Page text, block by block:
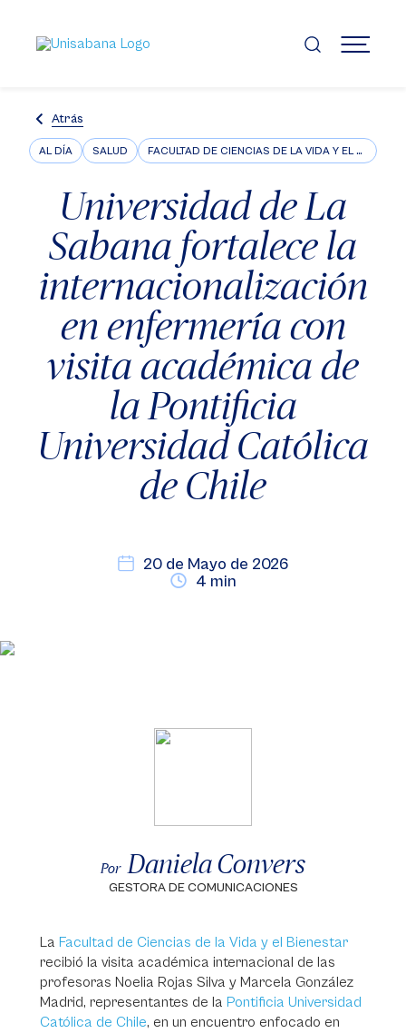
contenido
principal
MENÚ
Atrás
AL DÍA SALUD FACULTAD DE CIENCIAS DE LA VIDA Y EL BIENESTAR
Universidad de La
Sabana fortalece la
internacionalización
en enfermería con
visita académica de
la Pontificia
Universidad Católica
de Chile
20 de Mayo de 2026
4 min
Por Daniela Convers
GESTORA DE COMUNICACIONES
La Facultad de Ciencias de la Vida y el Bienestar
recibió la visita académica internacional de las
profesoras Noelia Rojas Silva y Marcela González
Madrid, representantes de la Pontificia Universidad
Católica de Chile, en un encuentro enfocado en